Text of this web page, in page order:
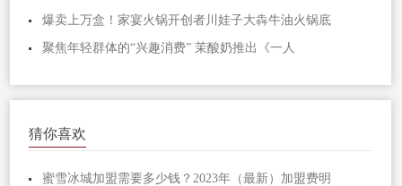
爆卖上万盒！家宴火锅开创者川娃子大犇牛油火锅底
聚焦年轻群体的“兴趣消费” 茉酸奶推出《一人
猜你喜欢
蜜雪冰城加盟需要多少钱？2023年（最新）加盟费明